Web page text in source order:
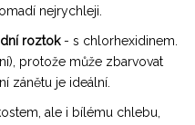
nejrychleji.
roztok- s chlorhexidinem.
protože může zbarvovat
zánětu je ideální.
ale i bílému chlebu,